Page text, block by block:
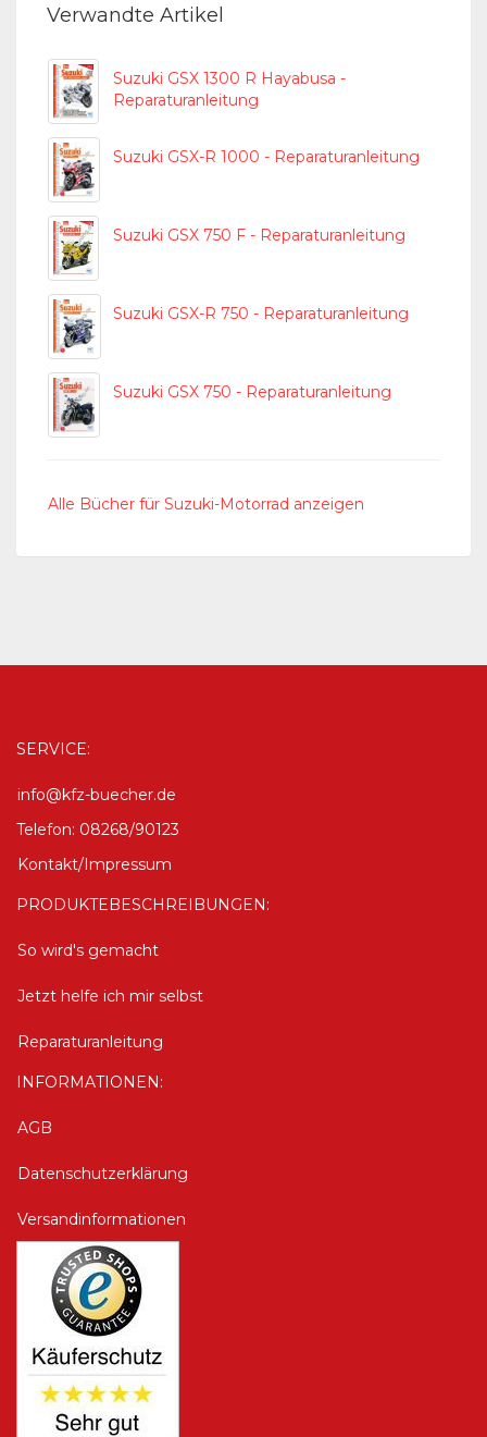
Verwandte Artikel
Suzuki GSX 1300 R Hayabusa -
Reparaturanleitung
Suzuki GSX-R 1000 - Reparaturanleitung
Suzuki GSX 750 F - Reparaturanleitung
Suzuki GSX-R 750 - Reparaturanleitung
Suzuki GSX 750 - Reparaturanleitung
Alle Bücher für Suzuki-Motorrad anzeigen
SERVICE:
info@kfz-buecher.de
Telefon: 08268/90123
Kontakt/Impressum
PRODUKTEBESCHREIBUNGEN:
So wird's gemacht
Jetzt helfe ich mir selbst
Reparaturanleitung
INFORMATIONEN:
AGB
Datenschutzerklärung
Versandinformationen